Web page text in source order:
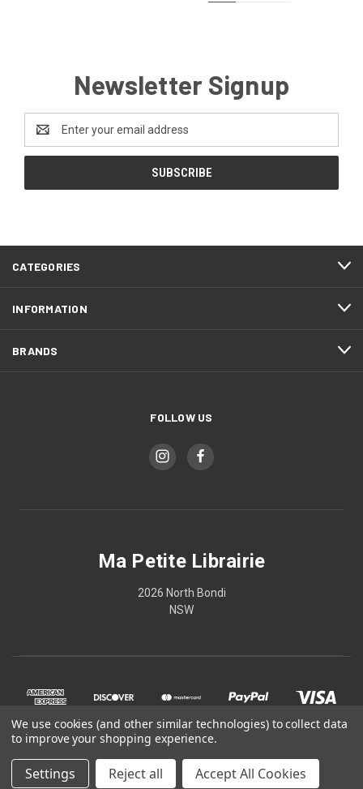
Newsletter Signup
Address
CATEGORIES
INFORMATION
BRANDS
FOLLOW US
Ma Petite Librairie
2026 North Bondi
NSW
We use cookies (and other similar technologies) to collect data
to improve your shopping experience.
Settings Reject all Accept All Cookies